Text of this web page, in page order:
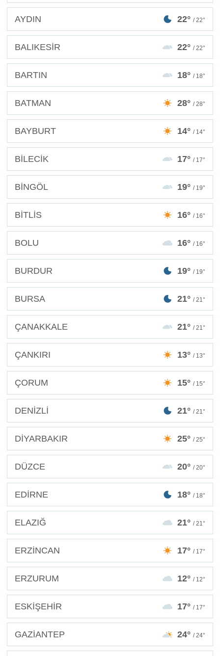
AYDIN 22° / 22°
BALIKESİR 22° / 22°
BARTIN 18° / 18°
BATMAN 28° / 28°
BAYBURT 14° / 14°
BİLECİK 17° / 17°
BİNGÖL 19° / 19°
BİTLİS 16° / 16°
BOLU 16° / 16°
BURDUR 19° / 19°
BURSA 21° / 21°
ÇANAKKALE 21° / 21°
ÇANKIRI 13° / 13°
ÇORUM 15° / 15°
DENİZLİ 21° / 21°
DİYARBAKIR 25° / 25°
DÜZCE 20° / 20°
EDİRNE 18° / 18°
ELAZIĞ 21° / 21°
ERZİNCAN 17° / 17°
ERZURUM 12° / 12°
ESKİŞEHİR 17° / 17°
GAZİANTEP 24° / 24°